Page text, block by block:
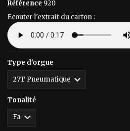
Référence 920
Ecouter l'extrait du carton :
Type d'orgue
Tonalité